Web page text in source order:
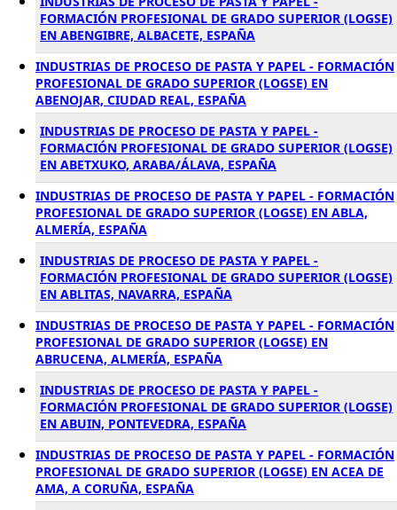
FORMACIÓN PROFESIONAL DE GRADO SUPERIOR (LOGSE)
EN ABENGIBRE, ALBACETE, ESPAÑA
INDUSTRIAS DE PROCESO DE PASTA Y PAPEL - FORMACIÓN
PROFESIONAL DE GRADO SUPERIOR (LOGSE) EN
ABENOJAR, CIUDAD REAL, ESPAÑA
INDUSTRIAS DE PROCESO DE PASTA Y PAPEL -
FORMACIÓN PROFESIONAL DE GRADO SUPERIOR (LOGSE)
EN ABETXUKO, ARABA/ÁLAVA, ESPAÑA
INDUSTRIAS DE PROCESO DE PASTA Y PAPEL - FORMACIÓN
PROFESIONAL DE GRADO SUPERIOR (LOGSE) EN ABLA,
ALMERÍA, ESPAÑA
INDUSTRIAS DE PROCESO DE PASTA Y PAPEL -
FORMACIÓN PROFESIONAL DE GRADO SUPERIOR (LOGSE)
EN ABLITAS, NAVARRA, ESPAÑA
INDUSTRIAS DE PROCESO DE PASTA Y PAPEL - FORMACIÓN
PROFESIONAL DE GRADO SUPERIOR (LOGSE) EN
ABRUCENA, ALMERÍA, ESPAÑA
INDUSTRIAS DE PROCESO DE PASTA Y PAPEL -
FORMACIÓN PROFESIONAL DE GRADO SUPERIOR (LOGSE)
EN ABUIN, PONTEVEDRA, ESPAÑA
INDUSTRIAS DE PROCESO DE PASTA Y PAPEL - FORMACIÓN
PROFESIONAL DE GRADO SUPERIOR (LOGSE) EN ACEA DE
AMA, A CORUÑA, ESPAÑA